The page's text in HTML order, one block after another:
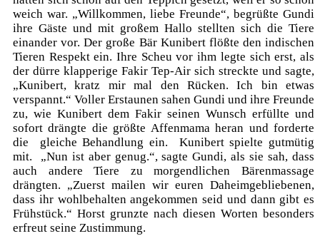
weich war. „Willkommen, liebe Freunde“, begrüßte Gundi
ihre Gäste und mit großem Hallo stellten sich die Tiere
einander vor. Der große Bär Kunibert flößte den indischen
Tieren Respekt ein. Ihre Scheu vor ihm legte sich erst, als
der dürre klapperige Fakir Tep-Air sich streckte und sagte,
„Kunibert, kratz mir mal den Rücken. Ich bin etwas
verspannt.“ Voller Erstaunen sahen Gundi und ihre Freunde
zu, wie Kunibert dem Fakir seinen Wunsch erfüllte und
sofort drängte die größte Affenmama heran und forderte
die gleiche Behandlung ein. Kunibert spielte gutmütig
mit. „Nun ist aber genug.“, sagte Gundi, als sie sah, dass
auch andere Tiere zu morgendlichen Bärenmassage
drängten. „Zuerst mailen wir euren Daheimgebliebenen,
dass ihr wohlbehalten angekommen seid und dann gibt es
Frühstück.“ Horst grunzte nach diesen Worten besonders
erfreut seine Zustimmung.